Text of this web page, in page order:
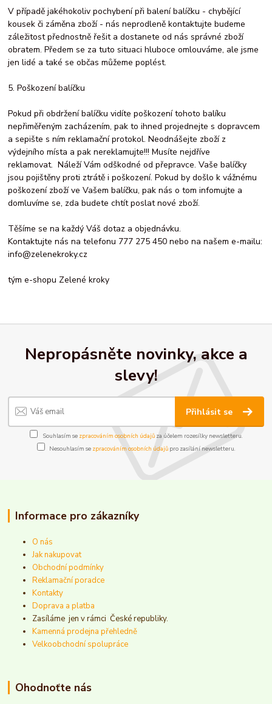
V případě jakéhokoliv pochybení při balení balíčku - chybějící
kousek či záměna zboží - nás neprodleně kontaktujte budeme
záležitost přednostně řešit a dostanete od nás správné zboží
obratem. Předem se za tuto situaci hluboce omlouváme, ale jsme
jen lidé a také se občas můžeme poplést.
5. Poškození balíčku
Pokud při obdržení balíčku vidíte poškození tohoto balíku
nepřiměřeným zacházením, pak to ihned projednejte s dopravcem
a sepište s ním reklamační protokol. Neodnášejte zboží z
výdejního místa a pak nereklamujte!!! Musíte nejdříve
reklamovat. Náleží Vám odškodné od přepravce. Vaše balíčky
jsou pojištěny proti ztrátě i poškození. Pokud by došlo k vážnému
poškození zboží ve Vašem balíčku, pak nás o tom infomujte a
domluvíme se, zda budete chtít poslat nové zboží.
Těšíme se na každý Váš dotaz a objednávku.
Kontaktujte nás na telefonu 777 275 450 nebo na našem e-mailu:
info@zelenekroky.cz
tým e-shopu Zelené kroky
Nepropásněte novinky, akce a
slevy!
Přihlásit se
Souhlasím se zpracováním osobních údajůza účelem rozesílky newsletteru.
Nesouhlasím se zpracováním osobních údajůpro zasílání newsletteru.
Informace pro zákazníky
O nás
Jak nakupovat
Obchodní podmínky
Reklamační poradce
Kontakty
Doprava a platba
Zasíláme jen v rámci České republiky.
Kamenná prodejna přehledně
Velkoobchodní spolupráce
Ohodnoťte nás